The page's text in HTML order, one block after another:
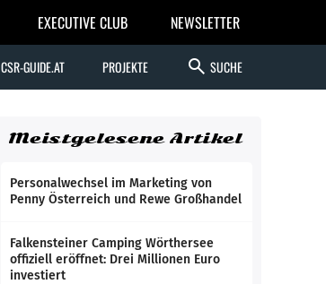
EXECUTIVE CLUB NEWSLETTER
CSR-GUIDE.AT PROJEKTE search SUCHE
Meistgelesene Artikel
Personalwechsel im Marketing von
Penny Österreich und Rewe Großhandel
Falkensteiner Camping Wörthersee
offiziell eröffnet: Drei Millionen Euro
investiert